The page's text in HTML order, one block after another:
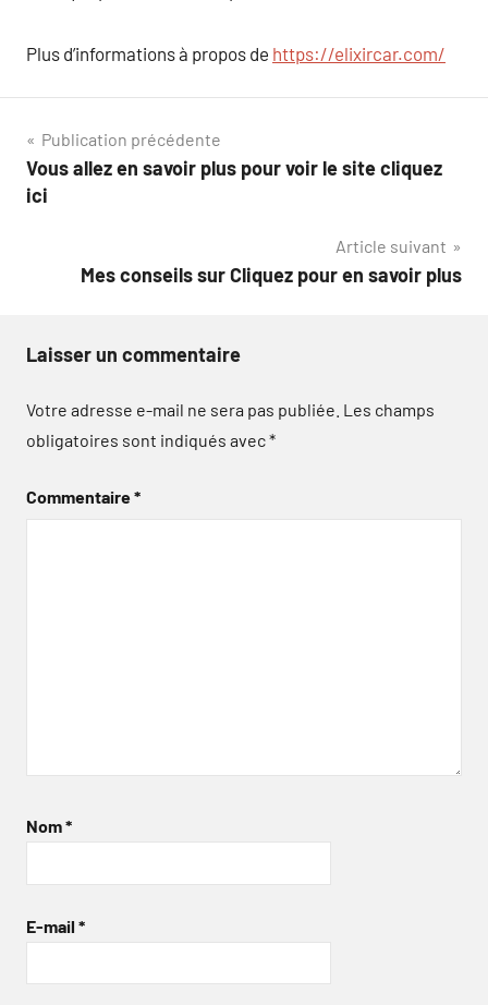
Plus d’informations à propos de https://elixircar.com/
Navigation
de
Publication précédente
Vous allez en savoir plus pour voir le site cliquez
ici
Article suivant
Mes conseils sur Cliquez pour en savoir plus
Laisser un commentaire
Votre adresse e-mail ne sera pas publiée. Les champs
obligatoires sont indiqués avec*
Commentaire*
Nom*
E-mail *